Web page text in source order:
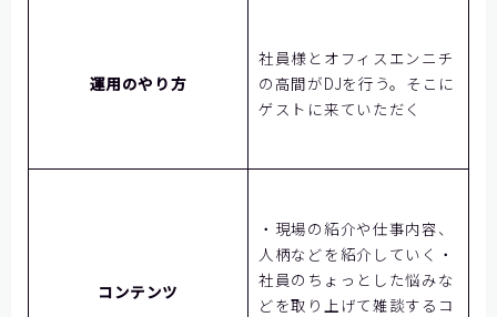
運用のやり方
社員様とオフィスエンニチ
の高間がDJを行う。そこに
ゲストに来ていただ く
コンテンツ
・現場の紹介や仕事内容、
人柄などを紹介していく・
社員のちょっとした悩みな
どを取り上げて雑談するコ